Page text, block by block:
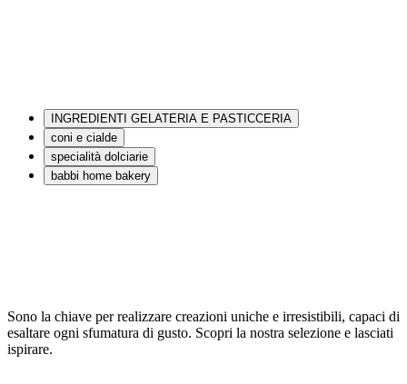
INGREDIENTI GELATERIA E PASTICCERIA
coni e cialde
specialità dolciarie
babbi home bakery
Sono la chiave per realizzare creazioni uniche e irresistibili, capaci di
esaltare ogni sfumatura di gusto. Scopri la nostra selezione e lasciati
ispirare.